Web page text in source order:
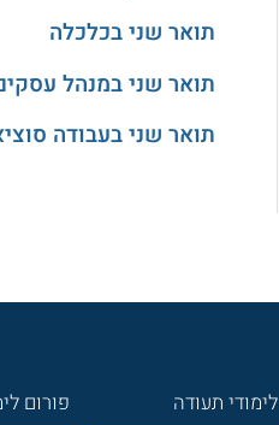
תואר שני בכלכלה
תואר שני במנהל
תואר שני בעבודה
לימודי תעודה פורום